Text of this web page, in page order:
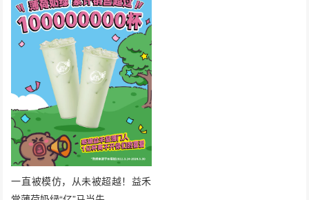
一直被模仿，从未被超越！益禾